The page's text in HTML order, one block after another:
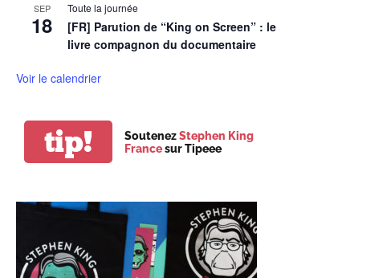
SEP
18
Toute la journée
[FR] Parution de “King on Screen” : le
livre compagnon du documentaire
Voir le calendrier
tip! SoutenezStephen King
Francesur Tipeee